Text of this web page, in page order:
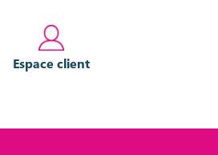
Espace client